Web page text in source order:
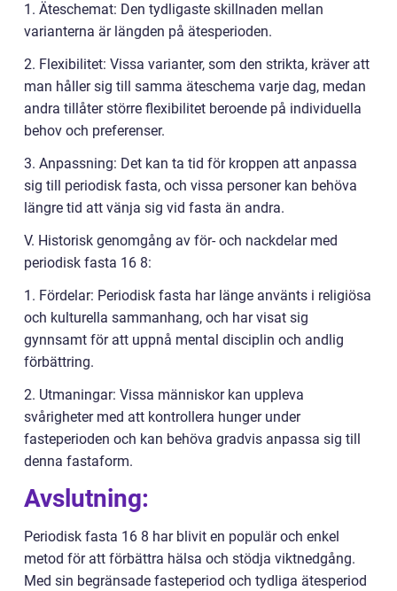
1. Äteschemat: Den tydligaste skillnaden mellan
varianterna är längden på ätesperioden.
2. Flexibilitet: Vissa varianter, som den strikta, kräver att
man håller sig till samma äteschema varje dag, medan
andra tillåter större flexibilitet beroende på individuella
behov och preferenser.
3. Anpassning: Det kan ta tid för kroppen att anpassa
sig till periodisk fasta, och vissa personer kan behöva
längre tid att vänja sig vid fasta än andra.
V. Historisk genomgång av för- och nackdelar med
periodisk fasta 16 8:
1. Fördelar: Periodisk fasta har länge använts i religiösa
och kulturella sammanhang, och har visat sig
gynnsamt för att uppnå mental disciplin och andlig
förbättring.
2. Utmaningar: Vissa människor kan uppleva
svårigheter med att kontrollera hunger under
fasteperioden och kan behöva gradvis anpassa sig till
denna fastaform.
Avslutning:
Periodisk fasta 16 8 har blivit en populär och enkel
metod för att förbättra hälsa och stödja viktnedgång.
Med sin begränsade fasteperiod och tydliga ätesperiod